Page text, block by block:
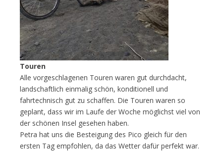
Touren
Alle vorgeschlagenen Touren waren gut durchdacht,
landschaftlich einmalig schön, konditionell und
fahrtechnisch gut zu schaffen. Die Touren waren so
geplant, dass wir im Laufe der Woche möglichst viel von
der schönen Insel gesehen haben.
Petra hat uns die Besteigung des Pico gleich für den
ersten Tag empfohlen, da das Wetter dafür perfekt war.